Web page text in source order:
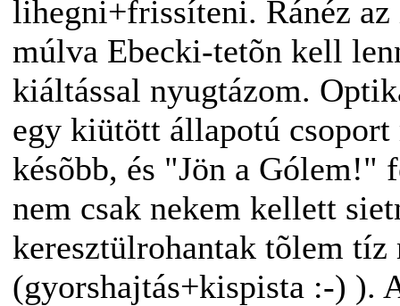
lihegni+frissíteni. Ránéz
múlva Ebecki-tetõn kell
kiáltással nyugtázom.
egy kiütött állapotú
késõbb, és "Jön a Gólem!"
nem csak nekem kellett
keresztülrohantak tõlem tíz
(gyorshajtás+kispista :-) ).